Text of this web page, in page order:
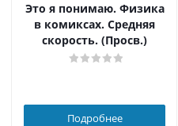
Это я понимаю. Физика
в комиксах. Средняя
скорость. (Просв.)
Подробнее